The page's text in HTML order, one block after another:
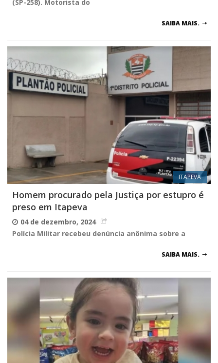
(SP-258). Motorista do
SAIBA MAIS.
ITAPEVA
Homem procurado pela Justiça por estupro é
preso em Itapeva
04 de dezembro, 2024
Polícia Militar recebeu denúncia anônima sobre a
SAIBA MAIS.